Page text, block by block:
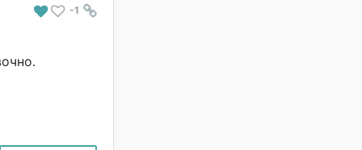
# -1